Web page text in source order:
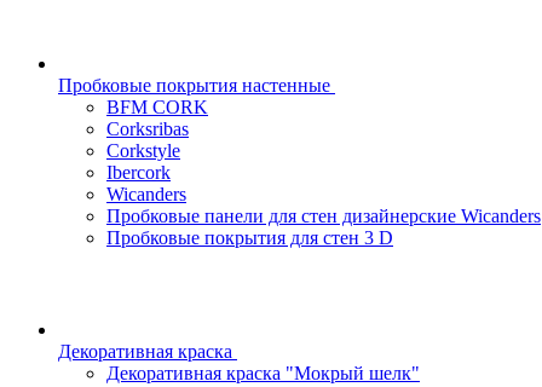
Пробковые покрытия настенные
BFM CORK
Corksribas
Corkstyle
Ibercork
Wicanders
Пробковые панели для стен дизайнерские Wicanders
Пробковые покрытия для стен 3 D
Декоративная краска
Декоративная краска "Мокрый шелк"